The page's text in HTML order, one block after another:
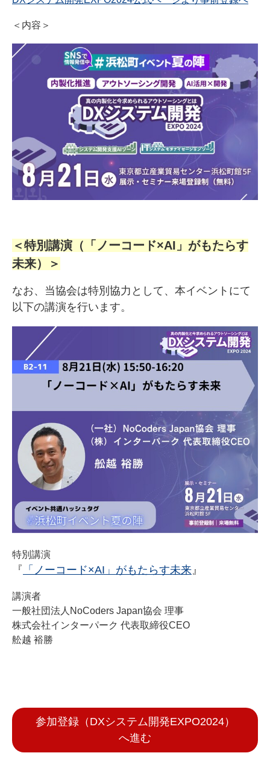
＜内容＞
＜特別講演（「ノーコード×AI」がもたらす
未来）＞
なお、当協会は特別協力として、本イベントにて
以下の講演を行います。
特別講演
『 「ノーコード×AI」がもたらす未来』
講演者
一般社団法人NoCoders Japan協会 理事
株式会社インターパーク 代表取締役CEO
舩越 裕勝
参加登録（DXシステム開発EXPO2024）
へ進む